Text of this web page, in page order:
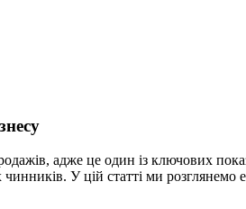
адже це один із ключових
чинників. У цій статті ми